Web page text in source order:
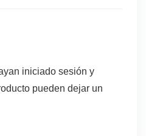
iniciado sesión y
pueden dejar un